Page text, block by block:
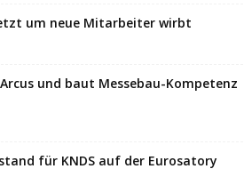
um neue Mitarbeiter wirbt
und baut Messebau-Kompetenz
für KNDS auf der Eurosatory